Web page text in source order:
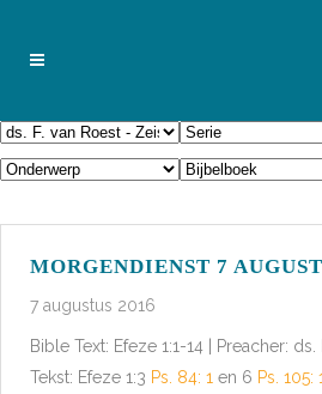
MORGENDIENST 7
7 augustus 2016
Bible Text: Efeze 1:1-14 | Preacher:
Tekst: Efeze 1:3 Ps. 84: 1 en 6 Ps. 105: 1